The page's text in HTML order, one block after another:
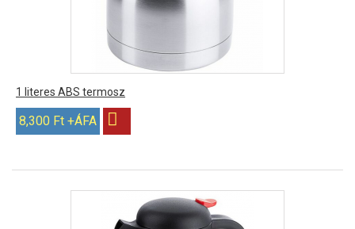
1 literes ABS termosz
8,300 Ft +ÁFA